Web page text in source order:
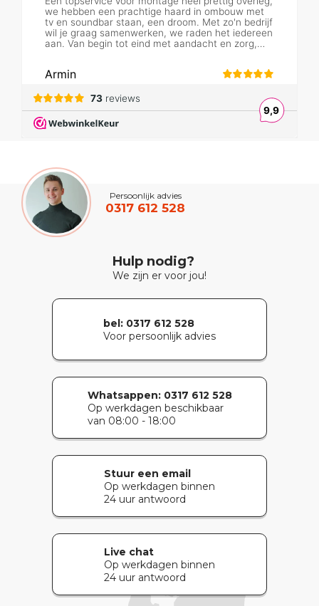
Persoonlijk advies
0317 612 528
Hulp nodig?
We zijn er voor jou!
bel: 0317 612 528
Voor persoonlijk advies
Whatsappen:0317 612 528
Op werkdagen beschikbaar
van 08:00 - 18:00
Stuur een email
Op werkdagen binnen
24 uur antwoord
Live chat
Op werkdagen binnen
24 uur antwoord